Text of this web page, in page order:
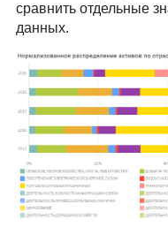
сравнить отдельные
данных.